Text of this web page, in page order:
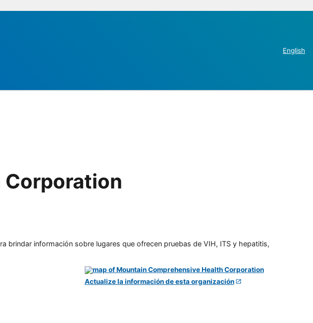
English
Corporation
brindar información sobre lugares que ofrecen pruebas de VIH, ITS y hepatitis,
Actualize la información de esta organización